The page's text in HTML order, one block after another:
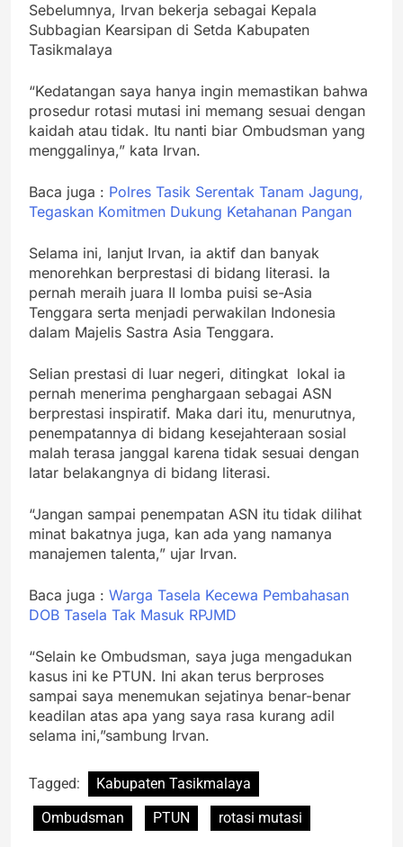
Sebelumnya, Irvan bekerja sebagai Kepala
Subbagian Kearsipan di Setda Kabupaten
Tasikmalaya
“Kedatangan saya hanya ingin memastikan bahwa
prosedur rotasi mutasi ini memang sesuai dengan
kaidah atau tidak. Itu nanti biar Ombudsman yang
menggalinya,” kata Irvan.
Baca juga : Polres Tasik Serentak Tanam Jagung,
Tegaskan Komitmen Dukung Ketahanan Pangan
Selama ini, lanjut Irvan, ia aktif dan banyak
menorehkan berprestasi di bidang literasi. Ia
pernah meraih juara II lomba puisi se-Asia
Tenggara serta menjadi perwakilan Indonesia
dalam Majelis Sastra Asia Tenggara.
Selian prestasi di luar negeri, ditingkat lokal ia
pernah menerima penghargaan sebagai ASN
berprestasi inspiratif. Maka dari itu, menurutnya,
penempatannya di bidang kesejahteraan sosial
malah terasa janggal karena tidak sesuai dengan
latar belakangnya di bidang literasi.
“Jangan sampai penempatan ASN itu tidak dilihat
minat bakatnya juga, kan ada yang namanya
manajemen talenta,” ujar Irvan.
Baca juga : Warga Tasela Kecewa Pembahasan
DOB Tasela Tak Masuk RPJMD
“Selain ke Ombudsman, saya juga mengadukan
kasus ini ke PTUN. Ini akan terus berproses
sampai saya menemukan sejatinya benar-benar
keadilan atas apa yang saya rasa kurang adil
selama ini,”sambung Irvan.
Tagged:
Kabupaten Tasikmalaya
Ombudsman
PTUN rotasi mutasi